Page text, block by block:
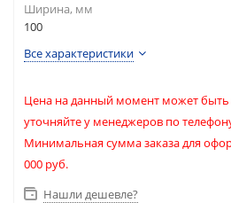
Ширина, мм
100
Все характеристики
Цена на данный момент может быть
уточняйте у менеджеров по
Минимальная сумма заказа для
000 руб.
Нашли дешевле?